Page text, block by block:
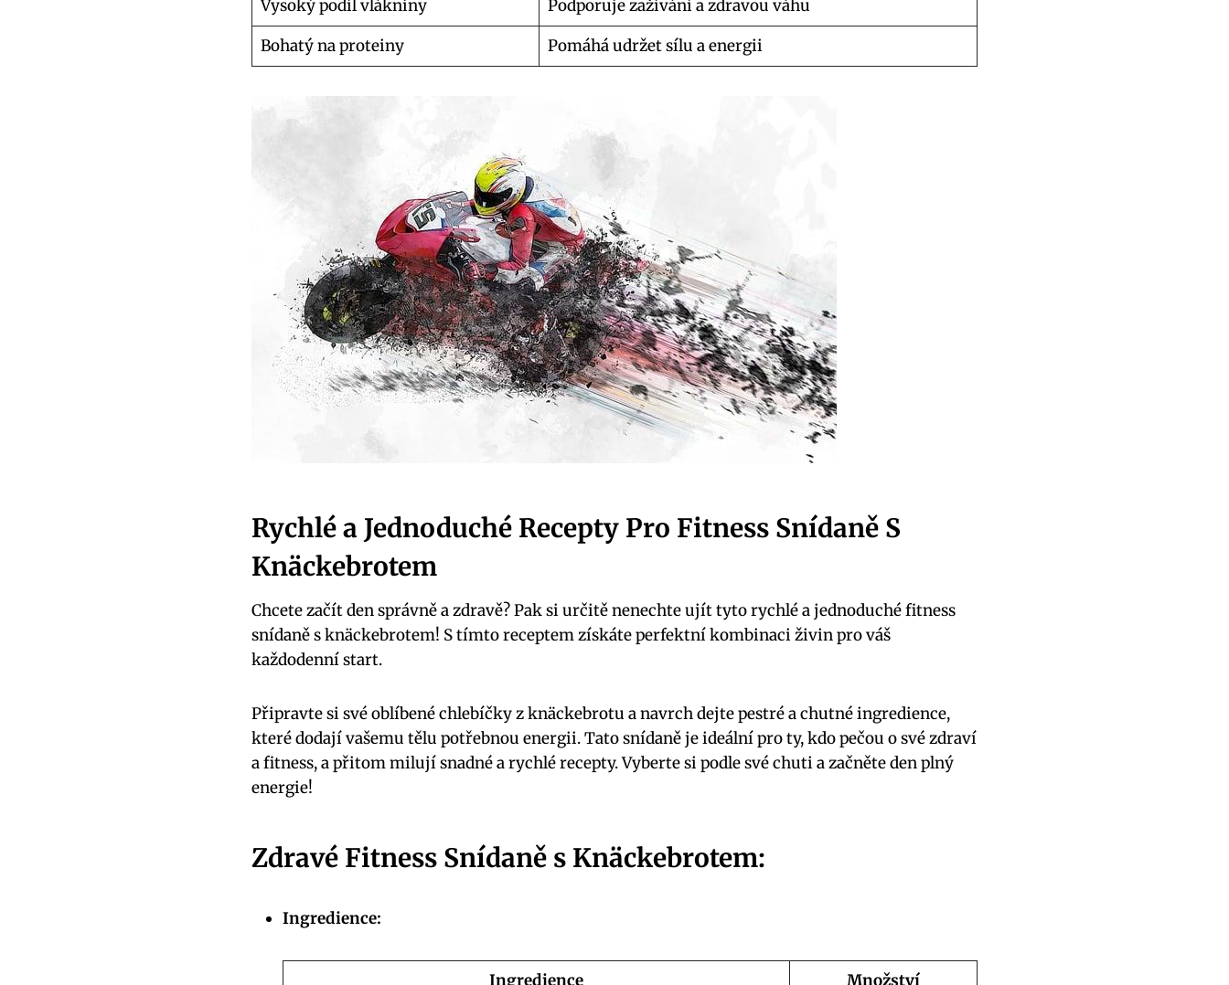
Vysoký podíl vlákniny
Podporuje zažívání a zdravou váhu
Bohatý na proteiny
Pomáhá udržet sílu a energii
Rychlé a Jednoduché Recepty Pro Fitness Snídaně S
Knäckebrotem
Chcete začít den správně a zdravě? Pak si určitě nenechte ujít tyto rychlé a jednoduché fitness
snídaně s knäckebrotem! S tímto receptem získáte perfektní kombinaci živin pro váš
každodenní start.
Připravte si své oblíbené chlebíčky z knäckebrotu a navrch dejte pestré a chutné ingredience,
které dodají vašemu tělu potřebnou energii. Tato snídaně je ideální pro ty, kdo pečou o své zdraví
a fitness, a přitom milují snadné a rychlé recepty. Vyberte si podle své chuti a začněte den plný
energie!
Zdravé Fitness Snídaně s Knäckebrotem:
Ingredience:
Ingredience Množství